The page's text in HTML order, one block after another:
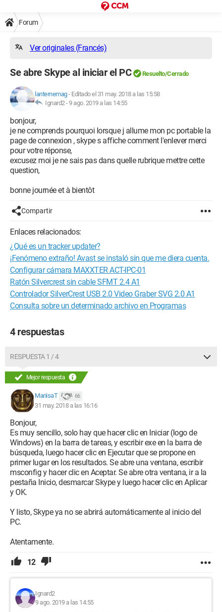
Forum
Ver originales (Francés)
Se abre Skype al iniciar el PC Resuelto/Cerrado
lanternemag- Editado el 31 may. 2018 a las 15:58
Ignard2 -9 ago. 2019 a las 14:55
bonjour,
je ne comprends pourquoi lorsque j allume mon pc portable la
page de connexion , skype s affiche comment l'enlever merci
pour votre réponse,
excusez moi je ne sais pas dans quelle rubrique mettre cette
question,
bonne journée et à bientôt
Compartir
Enlaces relacionados:
¿Qué es un tracker updater?
¡Fenómeno extraño! Avast se instaló sin que me diera cuenta.
Configurar cámara MAXXTER ACT-IPC-01
Ratón Silvercrest sin cable SFMT 2.4 A1
Controlador SilverCrest USB 2.0 Video Graber SVG 2.0 A1
Consulta sobre un determinado archivo en Programas
4 respuestas
RESPUESTA 1 / 4
Mejor respuesta
MariisaT 66
31 may. 2018 a las 16:16
Bonjour,
Es muy sencillo, solo hay que hacer clic en Iniciar (logo de
Windows) en la barra de tareas, y escribir exe en la barra de
búsqueda, luego hacer clic en Ejecutar que se propone en
primer lugar en los resultados. Se abre una ventana, escribir
msconfig y hacer clic en Aceptar. Se abre otra ventana, ir a la
pestaña Inicio, desmarcar Skype y luego hacer clic en Aplicar
y OK.
Y listo, Skype ya no se abrirá automáticamente al inicio del
PC.
Atentamente.
12
Ignard2
9 ago. 2019 a las 14:55